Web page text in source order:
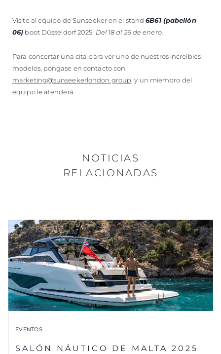
Visite al equipo de Sunseeker en el stand6B61 (pabellón
06) boot Düsseldorf 2025. Del 18 al 26 de enero.
Para concertar una cita para ver uno de nuestros increíbles
modelos, póngase en contacto con
marketing@sunseekerlondon.group, y un miembro del
equipo le atenderá.
NOTICIAS
RELACIONADAS
EVENTOS
SALÓN NÁUTICO DE MALTA 2025